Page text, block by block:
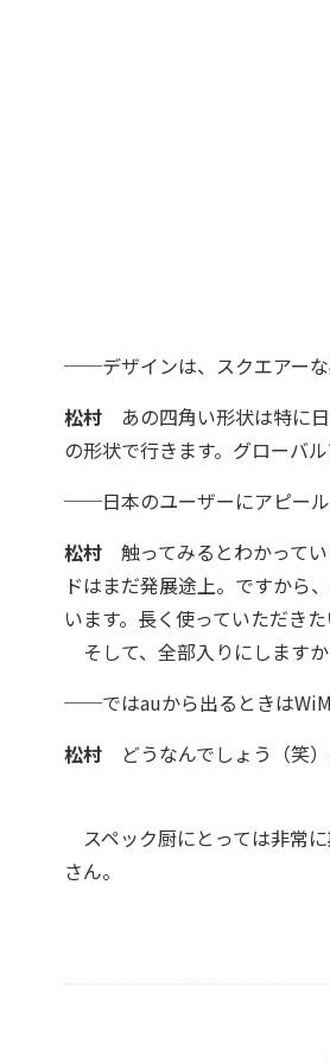
──デザインは、スクエアーな
松村あの四角い形状は特に日
の形状で行きます。グローバ
──日本のユーザーにアピール
松村触ってみるとわかってい
ドはまだ発展途上。ですから
います。長く使っていただきた
そして、全部入りにしますか
──ではauから出るときは
松村どうなんでしょう（笑）
スペック厨にとっては非常
さん。